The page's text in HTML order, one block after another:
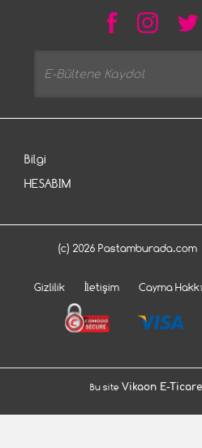
Bilgi
HESABIM
(c) 2026 Pastamburada.com
Gizlilik İletişim Cayma Hakkı
Bu site Vikaon E-